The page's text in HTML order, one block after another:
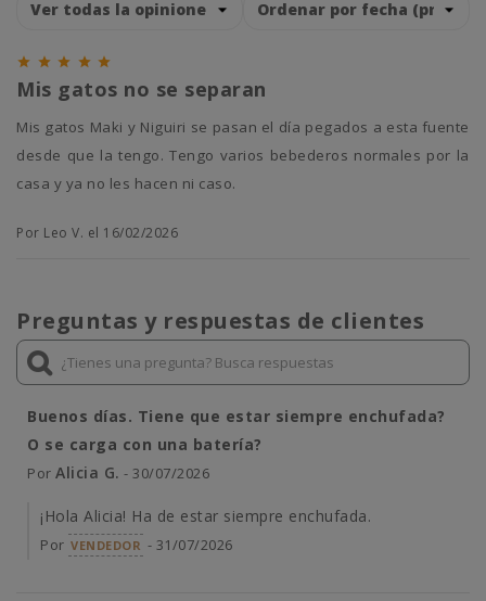
    
Mis gatos no se separan
Mis gatos Maki y Niguiri se pasan el día pegados a esta fuente
desde que la tengo. Tengo varios bebederos normales por la
casa y ya no les hacen ni caso.
Por Leo V. el 16/02/2026
Preguntas y respuestas de clientes
Buenos días. Tiene que estar siempre enchufada?
O se carga con una batería?
Por Alicia G. - 30/07/2026
¡Hola Alicia! Ha de estar siempre enchufada.
Por VENDEDOR - 31/07/2026